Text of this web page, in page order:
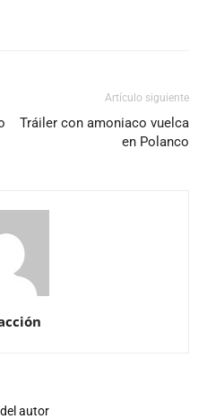
Artículo siguiente
Tráiler con amoniaco vuelca
en Polanco
autor